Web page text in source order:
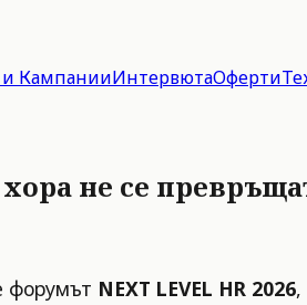
КампанииИнтервютаОферти
не се
форумът NEXT LEVEL HR 2026,